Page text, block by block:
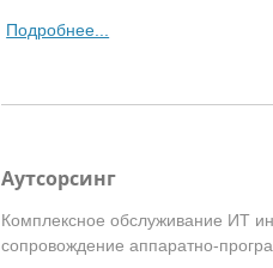
Подробнее...
Аутсорсинг
Комплексное обслуживание ИТ
сопровождение аппаратно-